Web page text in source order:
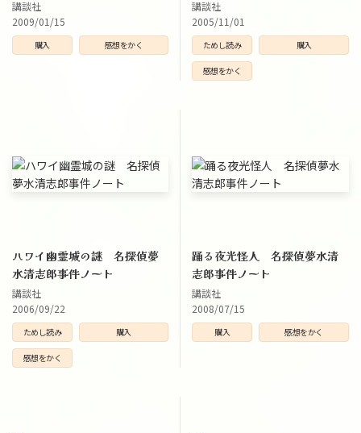
講談社
2009/01/15
購入 感想をかく
講談社
2005/11/01
ためし読み 購入
感想をかく
ハワイ幽霊城の謎 名探偵夢
水清志郎事件ノート
講談社
2006/09/22
ためし読み 購入
感想をかく
踊る夜光怪人 名探偵夢水清
志郎事件ノート
講談社
2008/07/15
購入 感想をかく